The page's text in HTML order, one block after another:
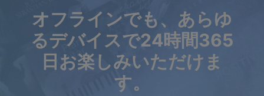
オフラインでも、あらゆ
るデバイスで24時間365
日お楽しみいただけま
す。